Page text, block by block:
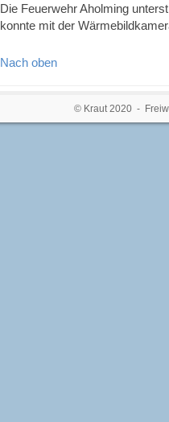
Die Feuerwehr Aholming
konnte mit der
Nach oben
© Kraut 2020 -